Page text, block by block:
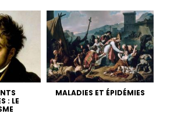
: LE
MALADIES ET ÉPIDÉMIES